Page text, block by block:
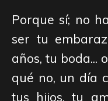
Porque sí; no
ser tu
años, tu boda...
qué no, un día
tus hijos, tu